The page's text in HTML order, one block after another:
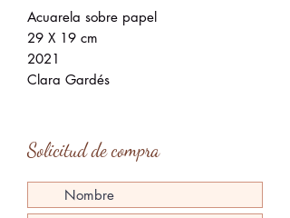
Acuarela sobre papel
29 X 19 cm
2021
Clara Gardés
Solicitud de compra